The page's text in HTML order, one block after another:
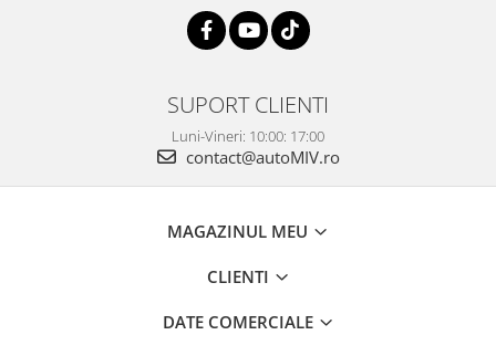
SUPORT CLIENTI
Luni-Vineri: 10:00: 17:00
contact@autoMIV.ro
MAGAZINUL MEU
CLIENTI
DATE COMERCIALE